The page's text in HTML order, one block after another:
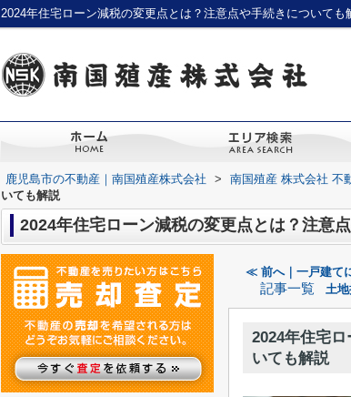
2024年住宅ローン減税の変更点とは？注意点や手続きについて
鹿児島市の不動産｜南国殖産株式会社 > 南国殖産 株式会社 不
いても解説
2024年住宅ローン減税の変更点とは？注意
≪ 前へ｜一戸建て
記事一覧 土
2024年住宅
いても解説